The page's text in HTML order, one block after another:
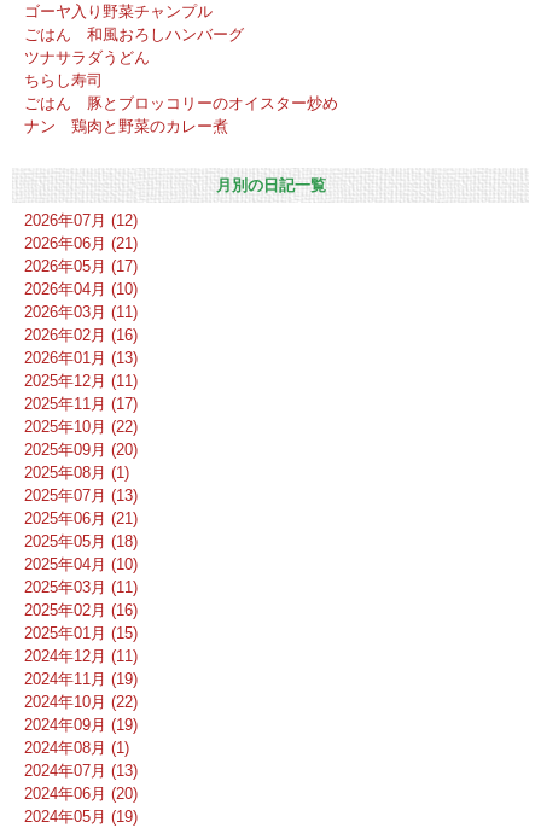
ゴーヤ入り野菜チャンプル
ごはん 和風おろしハンバーグ
ツナサラダうどん
ちらし寿司
ごはん 豚とブロッコリーのオイスター炒め
ナン 鶏肉と野菜のカレー煮
月別の日記一覧
2026年07月 (12)
2026年06月 (21)
2026年05月 (17)
2026年04月 (10)
2026年03月 (11)
2026年02月 (16)
2026年01月 (13)
2025年12月 (11)
2025年11月 (17)
2025年10月 (22)
2025年09月 (20)
2025年08月 (1)
2025年07月 (13)
2025年06月 (21)
2025年05月 (18)
2025年04月 (10)
2025年03月 (11)
2025年02月 (16)
2025年01月 (15)
2024年12月 (11)
2024年11月 (19)
2024年10月 (22)
2024年09月 (19)
2024年08月 (1)
2024年07月 (13)
2024年06月 (20)
2024年05月 (19)